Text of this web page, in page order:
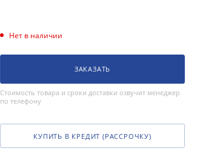
Нет в наличии
ЗАКАЗАТЬ
Стоимость товара и сроки доставки озвучит менеджер
по телефону
КУПИТЬ В КРЕДИТ (РАССРОЧКУ)